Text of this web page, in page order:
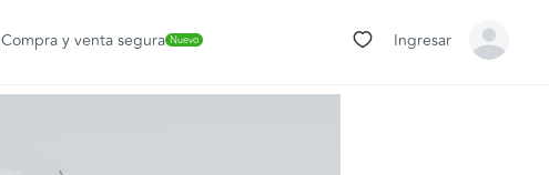
Compra y venta segura Nuevo Ingresar